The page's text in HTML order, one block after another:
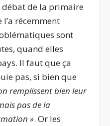
débat de la primaire
récemment
sont
quand elles
Il faut que ça
pas, si bien que
remplissent bien leur
pas de la
». Or les